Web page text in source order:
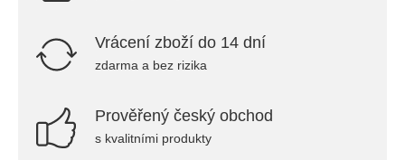
Vrácení zboží do 14 dní
zdarma a bez rizika
Prověřený český obchod
s kvalitními produkty